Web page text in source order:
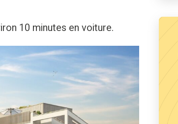
10 minutes en voiture.